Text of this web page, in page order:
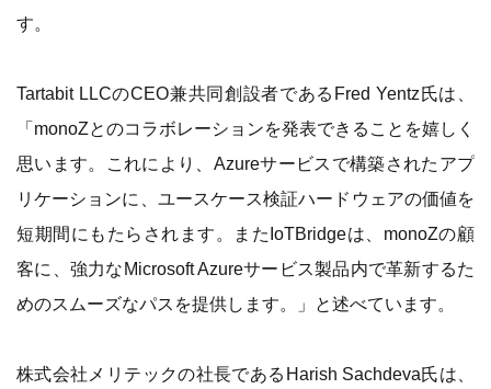
す。
Tartabit LLCのCEO兼共同創設者であるFred Yentz氏は、
「monoZとのコラボレーションを発表できることを嬉しく
思います。これにより、Azureサービスで構築されたアプ
リケーションに、ユースケース検証ハードウェアの価値を
短期間にもたらされます。またIoTBridgeは、monoZの顧
客に、強力なMicrosoft Azureサービス製品内で革新するた
めのスムーズなパスを提供します。」と述べています。
株式会社メリテックの社長であるHarish Sachdeva氏は、